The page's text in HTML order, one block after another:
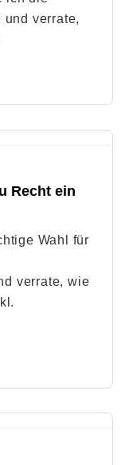
verrate,
Recht ein
Wahl für
verrate, wie